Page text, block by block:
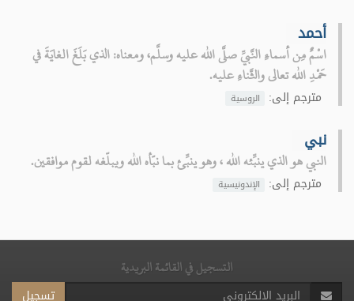
أحمد
اسْمٌ مِن أسماءِ النَّبيِّ صلَّى الله عليه وسلَّم، ومعناه: الذي بَلَغَ الغايَةَ في
حَمْدِ الله تعالى والثَّناءِ عليه.
مترجم إلى: الروسية
نبي
النبي هو الذي ينبِّئه الله ، وهو ينبِّئ بما نبّأه الله ويبلّغه لقوم موافقين.
مترجم إلى: الإندونيسية
التسجيل في القائمة البريدية
تسجيل